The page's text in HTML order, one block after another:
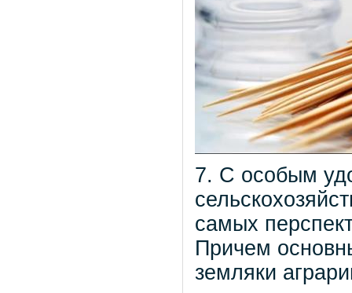
7. С особым
самых
Причем
земляки